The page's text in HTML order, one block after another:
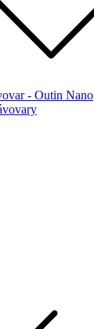
- Outin Nano